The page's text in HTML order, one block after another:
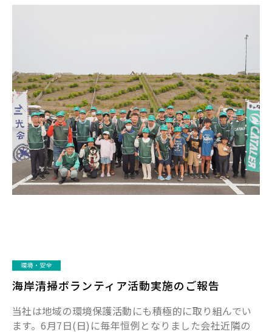
環境・安全
海岸清掃ボランティア活動実施のご報告
当社は地域の環境保護活動にも積極的に取り組んでい
ます。6月7日(日)に毎年恒例となりました会社近隣の